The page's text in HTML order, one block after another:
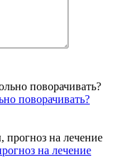
поворачивать?
на лечение